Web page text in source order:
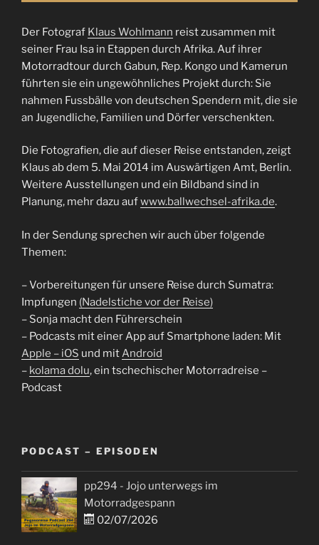
Der Fotograf Klaus Wohlmann reist zusammen mit
seiner Frau Isa in Etappen durch Afrika. Auf ihrer
Motorradtour durch Gabun, Rep. Kongo und Kamerun
führten sie ein ungewöhnliches Projekt durch: Sie
nahmen Fussbälle von deutschen Spendern mit, die sie
an Jugendliche, Familien und Dörfer verschenkten.
Die Fotografien, die auf dieser Reise entstanden, zeigt
Klaus ab dem 5. Mai 2014 im Auswärtigen Amt, Berlin.
Weitere Ausstellungen und ein Bildband sind in
Planung, mehr dazu aufwww.ballwechsel-afrika.de.
In der Sendung sprechen wir auch über folgende
Themen:
– Vorbereitungen für unsere Reise durch Sumatra:
Impfungen (Nadelstiche vor der Reise)
– Sonja macht den Führerschein
– Podcasts mit einer App auf Smartphone laden: Mit
Apple – iOS und mitAndroid
– kolama dolu, ein tschechischer Motorradreise –
Podcast
PODCAST – EPISODEN
pp294 - Jojo unterwegs im
Motorradgespann
02/07/2026